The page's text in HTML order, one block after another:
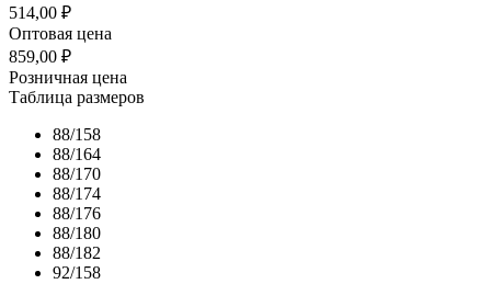
514,00 ₽
Оптовая цена
859,00 ₽
Розничная цена
Таблица размеров
88/158
88/164
88/170
88/174
88/176
88/180
88/182
92/158